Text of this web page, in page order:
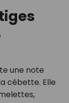
une note
cébette. Elle